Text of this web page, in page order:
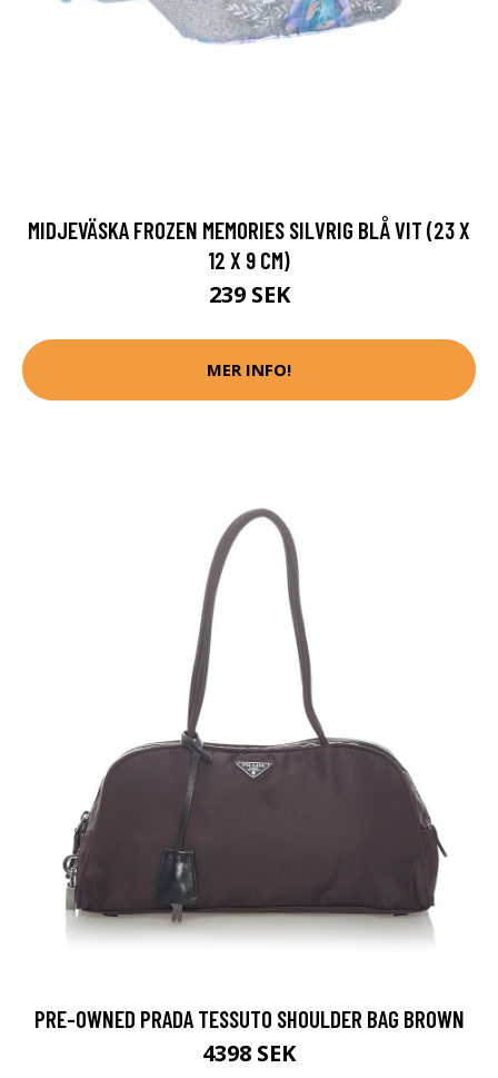
MIDJEVÄSKA FROZEN MEMORIES SILVRIG BLÅ VIT (23 X
12 X 9 CM)
239 SEK
MER INFO!
PRE-OWNED PRADA TESSUTO SHOULDER BAG BROWN
4398 SEK